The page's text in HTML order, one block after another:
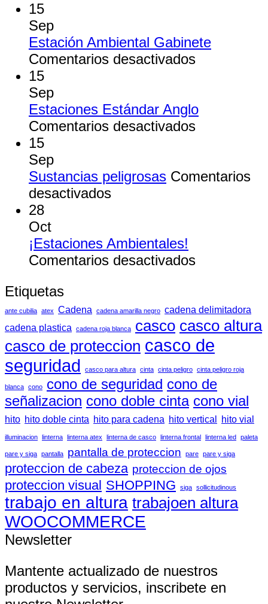
15
Sep
Estación Ambiental Gabinete
Comentarios desactivadosen
Gabinete
15
Sep
Estaciones Estándar Anglo
Comentarios desactivadosen
Anglo
15
Sep
Sustancias peligrosas Comentarios
desactivadosen
28
Oct
¡Estaciones Ambientales!
Comentarios desactivadosen
Etiquetas
ante cubilia atex Cadena cadena amarilla negro cadena delimitadora
cadena plastica cadena roja blanca casco casco altura
casco de proteccion casco de
seguridad
casco para altura cinta cinta peligro cinta peligro roja
blanca cono cono de seguridad cono de
señalizacion cono doble cinta cono vial
hito hito doble cinta hito para cadena hito vertical hito vial
illuminacion linterna linterna atex linterna de casco linterna frontal linterna led paleta
pare y siga pantalla pantalla de proteccion pare pare y siga
proteccion de cabeza proteccion de ojos
proteccion visual SHOPPING siga sollicitudinous
trabajo en altura trabajoen altura
WOOCOMMERCE
Newsletter
Mantente actualizado de nuestros
productos y servicios, inscribete en